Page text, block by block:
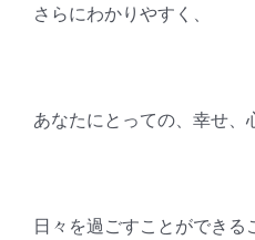
さらにわかりやすく、
あなたにとっての、幸せ、
日々を過ごすことができる